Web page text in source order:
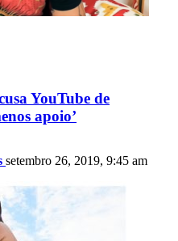
YouTube de
apoio’
setembro 26, 2019, 9:45 am